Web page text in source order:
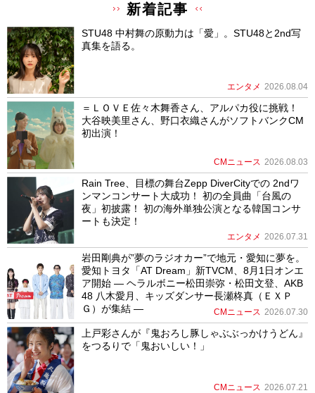
新着記事
STU48 中村舞の原動力は「愛」。STU48と2nd写
真集を語る。
エンタメ 2026.08.04
＝ＬＯＶＥ佐々木舞香さん、アルパカ役に挑戦！
大谷映美里さん、野口衣織さんがソフトバンクCM
初出演！
CMニュース 2026.08.03
Rain Tree、目標の舞台Zepp DiverCityでの 2ndワ
ンマンコンサート大成功！ 初の全員曲「台風の
夜」初披露！ 初の海外単独公演となる韓国コンサ
ートも決定！
エンタメ 2026.07.31
岩田剛典が”夢のラジオカー”で地元・愛知に夢を。
愛知トヨタ「AT Dream」新TVCM、8月1日オンエ
ア開始 ― ヘラルボニー松田崇弥・松田文登、AKB
48 八木愛月、キッズダンサー長瀬柊真（ＥＸＰ
Ｇ）が集結 ―
CMニュース 2026.07.30
上戸彩さんが『鬼おろし豚しゃぶぶっかけうどん』
をつるりで「鬼おいしい！」
CMニュース 2026.07.21